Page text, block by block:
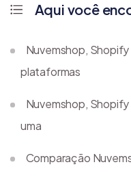
Aqui você
Nuvemshop,
plataformas
Nuvemshop,
uma
Comparação